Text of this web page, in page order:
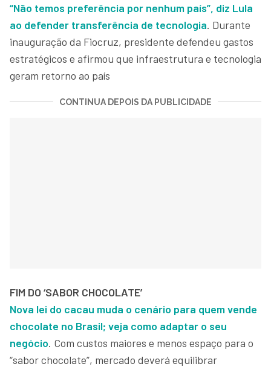
“Não temos preferência por nenhum país”, diz Lula
ao defender transferência de tecnologia. Durante
inauguração da Fiocruz, presidente defendeu gastos
estratégicos e afirmou que infraestrutura e tecnologia
geram retorno ao país
CONTINUA DEPOIS DA PUBLICIDADE
FIM DO ‘SABOR CHOCOLATE’
Nova lei do cacau muda o cenário para quem vende
chocolate no Brasil; veja como adaptar o seu
negócio. Com custos maiores e menos espaço para o
“sabor chocolate”, mercado deverá equilibrar